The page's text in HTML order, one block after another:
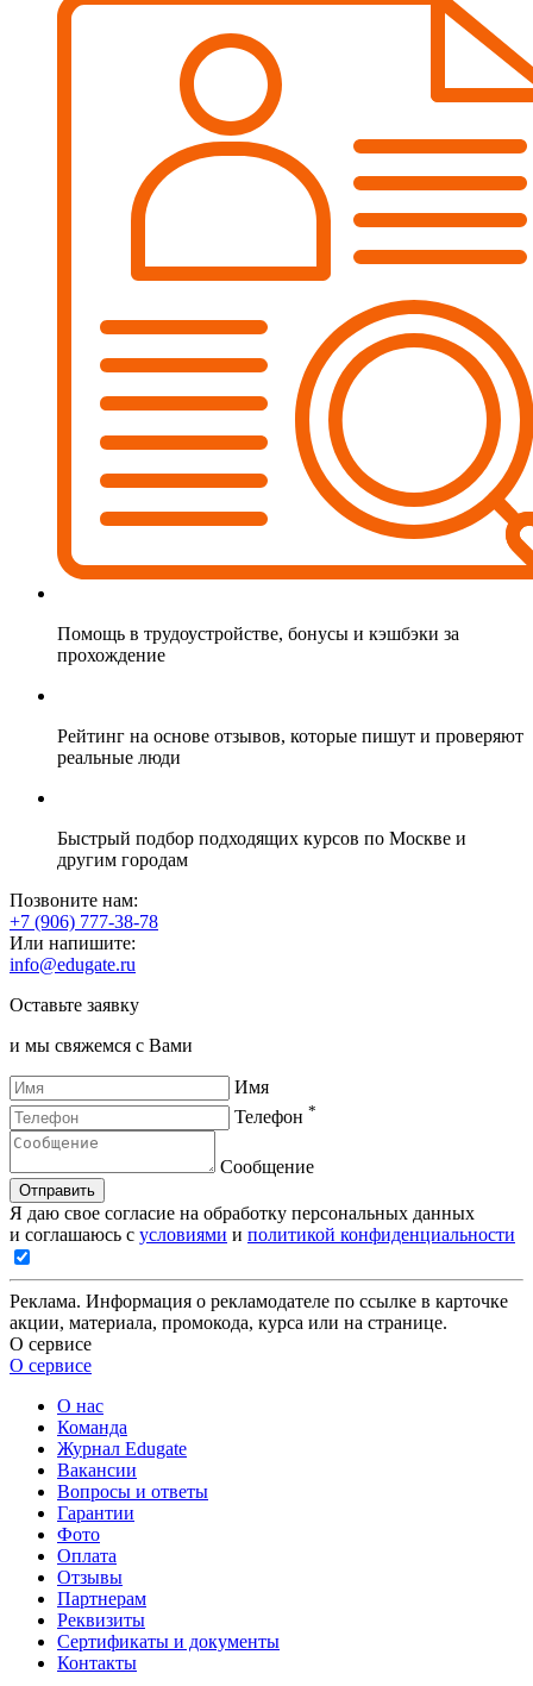
Помощь в трудоустройстве, бонусы и кэшбэки за
прохождение
Рейтинг на основе отзывов, которые пишут и проверяют
реальные люди
Быстрый подбор подходящих курсов по Москве и
другим городам
Позвоните нам:
+7 (906) 777-38-78
Или напишите:
info@edugate.ru
Оставьте заявку
и мы свяжемся с Вами
Имя
Телефон *
Сообщение
Отправить
Я даю свое согласие на обработку персональных данных
и соглашаюсь с условиями и политикой конфиденциальности
Реклама. Информация о рекламодателе по ссылке в карточке
акции, материала, промокода, курса или на странице.
О сервисе
О сервисе
О нас
Команда
Журнал Edugate
Вакансии
Вопросы и ответы
Гарантии
Фото
Оплата
Отзывы
Партнерам
Реквизиты
Сертификаты и документы
Контакты